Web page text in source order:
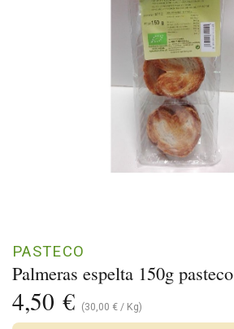
Palmeras espelta 150g pasteco
PASTECO
4,50 € (30,00 € / Kg)